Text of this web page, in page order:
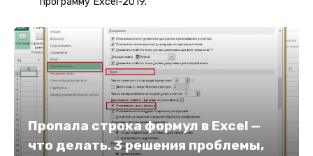
Пропала строка формул в Excel —
что делать. 3 решения проблемы,